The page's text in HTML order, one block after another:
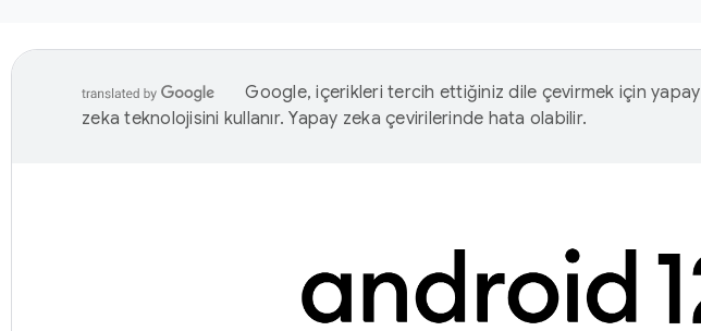
Google, içerikleri tercih ettiğiniz dile çevirmek için yapay
zeka teknolojisini kullanır. Yapay zeka çevirilerinde hata olabilir.